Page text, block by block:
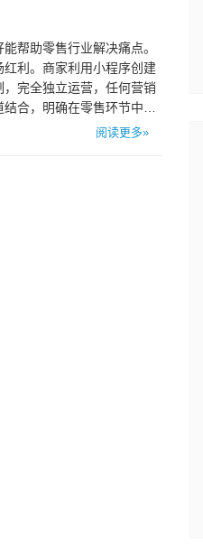
帮助零售行业解决痛点。
利。商家利用小程序创建
完全独立运营，任何营销
合，明确在零售环节中的
阅读更多»